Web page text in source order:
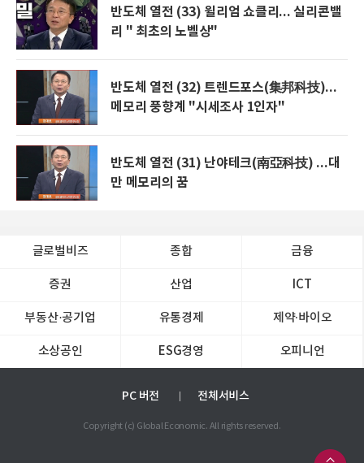
반도체 열전 (33) 윌리엄 쇼클리... 실리콘밸
리 " 최초의 노벨상"
반도체 열전 (32) 트렌드포스(集邦科技)...
메모리 풍향계 "시세조사 1인자"
반도체 열전 (31) 난야테크(南亞科技) ...대
만 메모리의 꿈
글로벌비즈 종합 금융
증권 산업 ICT
부동산·공기업 유통경제 제약∙바이오
소상공인 ESG경영 오피니언
PC 버전 전체서비스
Copyright (c) Global Economic. All rights reserved.